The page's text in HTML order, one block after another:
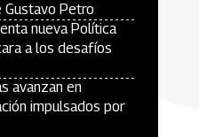
Petro
nueva Política
a los desafíos
avanzan en
impulsados por